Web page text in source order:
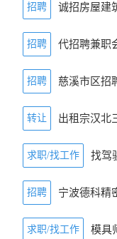
招聘 诚招房屋建
招聘 代招聘兼职
招聘 慈溪市区招
转让 出租宗汉北
求职/找工作 找驾
招聘 宁波德科精
求职/找工作 模具